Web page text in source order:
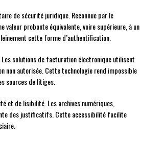
de sécurité juridique. Reconnue par le
valeur probante équivalente, voire supérieure, à un
cette forme d’authentification.
solutions de facturation électronique utilisent
non autorisée. Cette technologie rend impossible
sources de litiges.
et de lisibilité. Les archives numériques,
des justificatifs. Cette accessibilité facilite